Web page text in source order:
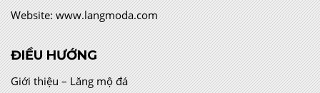
Website: www.langmoda.com
ĐIỀU HƯỚNG
Giới thiệu – Lăng mộ đá